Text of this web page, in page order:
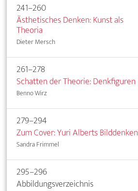
241–260
Ästhetisches Denken: Kunst als
Theoria
Dieter Mersch
261–278
Schatten der Theorie: Denkfiguren
Benno Wirz
279–294
Zum Cover: Yuri Alberts Bilddenken
Sandra Frimmel
295–296
Abbildungsverzeichnis